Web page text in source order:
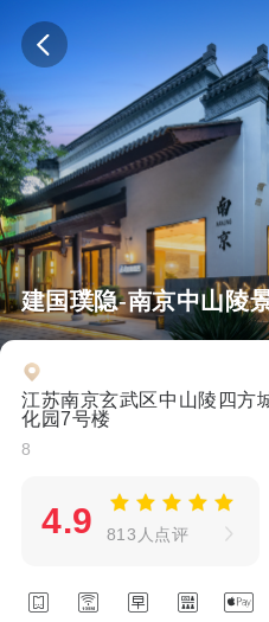
建国璞隐-南京中山陵
江苏南京玄武区中山陵四方
化园7号楼
8
4.9 813人点评
    